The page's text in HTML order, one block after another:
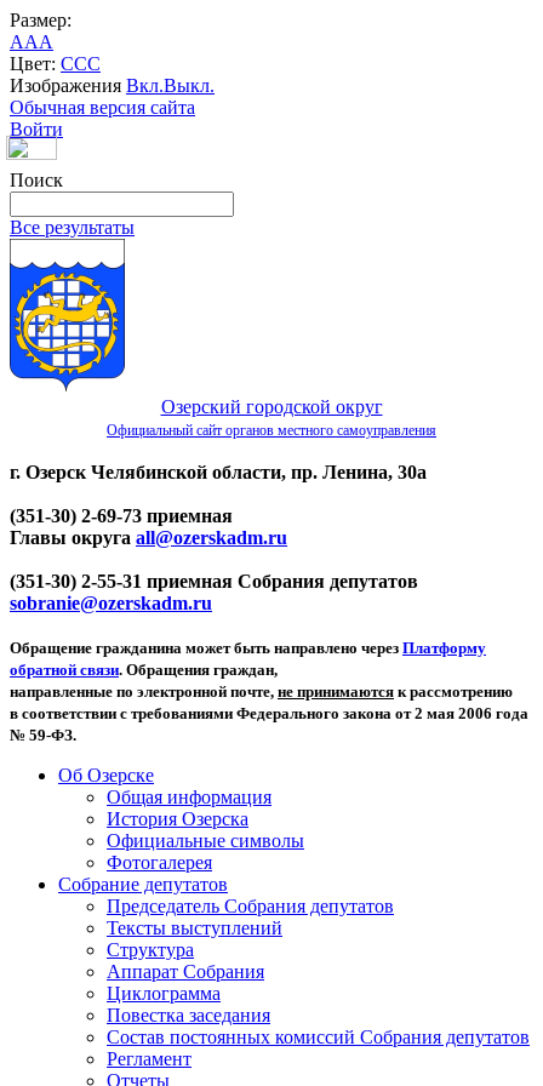
Размер:
AAA
Цвет: CCC
Изображения Вкл.Выкл.
Обычная версия сайта
Войти
Поиск
Все результаты
Озерский городской округ
Официальный сайт органов местного самоуправления
г. Озерск Челябинской области, пр. Ленина, 30а
(351-30) 2-69-73 приемная
Главы округа all@ozerskadm.ru
(351-30) 2-55-31 приемная Собрания депутатов
sobranie@ozerskadm.ru
Обращение гражданина может быть направлено через Платформу
обратной связи. Обращения граждан,
направленные по электронной почте, не принимаются к рассмотрению
в соответствии с требованиями Федерального закона от 2 мая 2006 года
№ 59-ФЗ.
Об Озерске
Общая информация
История Озерска
Официальные символы
Фотогалерея
Собрание депутатов
Председатель Собрания депутатов
Тексты выступлений
Структура
Аппарат Собрания
Циклограмма
Повестка заседания
Состав постоянных комиссий Собрания депутатов
Регламент
Отчеты